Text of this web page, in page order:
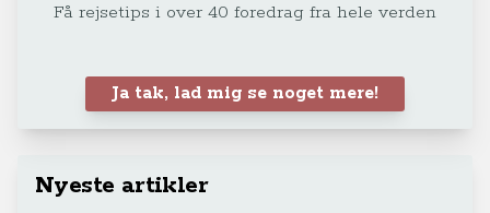
Få rejsetips i over 40 foredrag fra hele verden
Ja tak, lad mig se noget mere!
Nyeste artikler